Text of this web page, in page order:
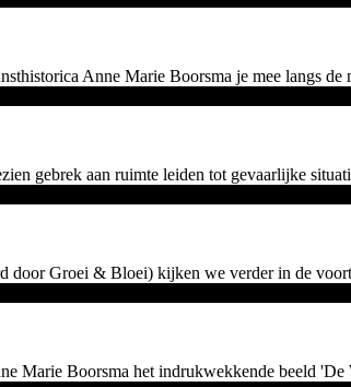
Anne Marie Boorsma je mee langs
gebrek aan ruimte leiden tot gevaarlijke
door Groei & Bloei) kijken we verder in de
Marie Boorsma het indrukwekkende beeld